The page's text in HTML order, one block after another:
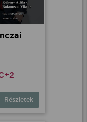
Részletek